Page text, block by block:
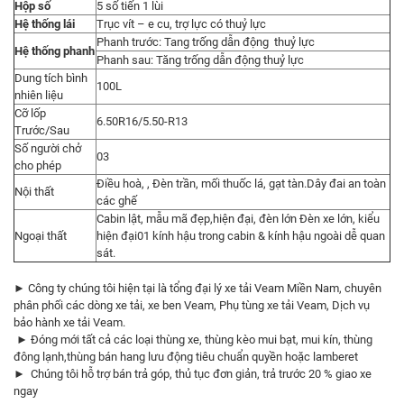
Hộp số
5 số tiến 1 lùi
Hệ thống lái
Trục vít – e cu, trợ lực có thuỷ lực
Hệ thống phanh
Phanh trước: Tang trống dẫn động thuỷ lực
Phanh sau: Tăng trống dẫn động thuỷ lực
Dung tích bình
nhiên liệu
100L
Cỡ lốp
Trước/Sau
6.50R16/5.50-R13
Số người chở
cho phép
03
Nội thất
Điều hoà, , Đèn trần, mối thuốc lá, gạt tàn.Dây đai an toàn
các ghế
Ngoại thất
Cabin lật, mẫu mã đẹp,hiện đại, đèn lớn Đèn xe lớn, kiểu
hiện đại01 kính hậu trong cabin & kính hậu ngoài dễ quan
sát.
► Công ty chúng tôi hiện tại là tổng đại lý xe tải Veam Miền Nam, chuyên
phân phối các dòng xe tải, xe ben Veam, Phụ tùng xe tải Veam, Dịch vụ
bảo hành xe tải Veam.
► Đóng mới tất cả các loại thùng xe, thùng kèo mui bạt, mui kín, thùng
đông lạnh,thùng bán hang lưu động tiêu chuẩn quyền hoặc lamberet
► Chúng tôi hỗ trợ bán trả góp, thủ tục đơn giản, trả trước 20 % giao xe
ngay